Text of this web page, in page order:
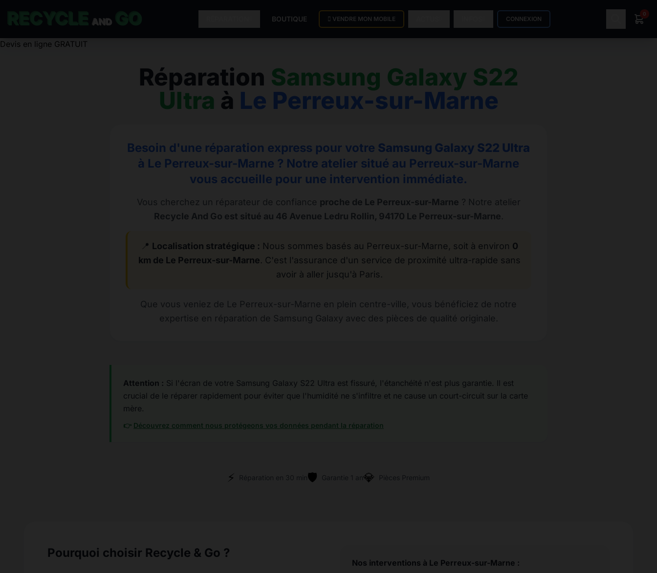
AND BOUTIQUE VENDRE MON MOBILE CONNEXION
0
Devis en ligne GRATUIT
Réparation Samsung Galaxy S22
Ultra à Le Perreux-sur-Marne
Besoin d'une réparation express pour votre Samsung Galaxy S22 Ultra
à Le Perreux-sur-Marne ? Notre atelier situé au Perreux-sur-Marne
vous accueille pour une intervention immédiate.
Vous cherchez un réparateur de confiance proche de Le Perreux-sur-Marne ? Notre atelier
Recycle And Go est situé au 46 Avenue Ledru Rollin, 94170 Le Perreux-sur-Marne.
📍 Localisation stratégique : Nous sommes basés au Perreux-sur-Marne, soit à environ 0
km de Le Perreux-sur-Marne. C'est l'assurance d'un service de proximité ultra-rapide sans
avoir à aller jusqu'à Paris.
Que vous veniez de Le Perreux-sur-Marne en plein centre-ville, vous bénéficiez de notre
expertise en réparation de Samsung Galaxy avec des pièces de qualité originale.
Attention : Si l'écran de votre Samsung Galaxy S22 Ultra est fissuré, l'étanchéité n'est plus garantie. Il est
crucial de le réparer rapidement pour éviter que l'humidité ne s'infiltre et ne cause un court-circuit sur la carte
mère.
👉 Découvrez comment nous protégeons vos données pendant la réparation
⚡ Réparation en 30 min🛡️ Garantie 1 an💎 Pièces Premium
Pourquoi choisir Recycle & Go ?
Nos interventions à Le Perreux-sur-Marne :